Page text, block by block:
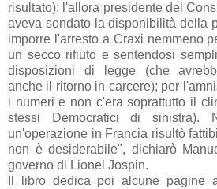
risultato); l'allora presidente del
aveva sondato la disponibilità della
imporre l'arresto a Craxi nemmeno
un secco rifiuto e sentendosi
disposizioni di legge (che
anche il ritorno in carcere); per
i numeri e non c'era soprattutto il
stessi Democratici di sinistra).
un'operazione in Francia risultò
non è desiderabile", dichiarò
governo di Lionel Jospin.
Il libro dedica poi alcune pagine